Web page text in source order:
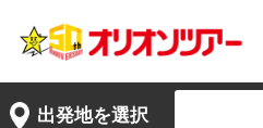
出発地を選択